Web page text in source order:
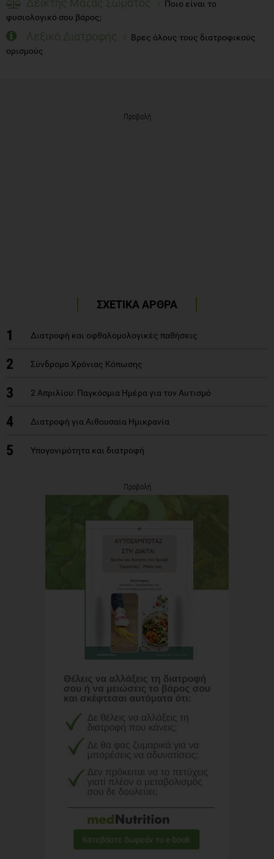
Δείκτης Μάζας Σώματος
Ποιο είναι το
φυσιολογικό σου βάρος;
Λεξικό Διατροφής
Βρες όλους τους διατροφικούς
ορισμούς
Προβολή
ΣΧΕΤΙΚΑ ΑΡΘΡΑ
1 Διατροφή και οφθαλομολογικές παθήσεις
2 Σύνδρομο Χρόνιας Κόπωσης
3 2 Απριλίου: Παγκόσμια Ημέρα για τον Αυτισμό
4 Διατροφή για Αιθουσαία Ημικρανία
5 Υπογονιμότητα και διατροφή
Προβολή